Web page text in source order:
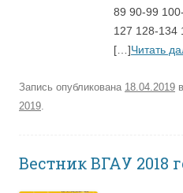
89 90-99
127 128-134
[…]Читать
Запись опубликована 18.04.2019
2019
Вестник ВГАУ 2018